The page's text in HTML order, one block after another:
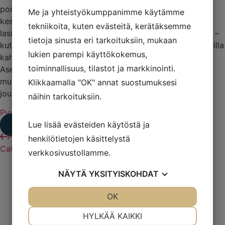
portaalin, jossa heijastus ja muodot leikittelevät
keskenään. Peilin keskusta on orgaanisesti muotoiltu
lasiosa, jonka ympärille muodostuu loivasti kupera kehä –
kuten kevyesti aaltoileva säde. Peilin lasipinta on saatavilla
kahdessa sävyssä: savulasi tai pronssinvärinen peililasi.
Asennus onnistuu pystyyn tai vaakaan – näin Cosmos
mukautuu tilan mukaan ja tarjoaa näyttävän, mutta
joustavan ratkaisun sisustukseen.
Pyydä tarjous
TUOTETIEDOT
Prev
Cattelan Rocket
Cattelan Ulisse
Next
Pacini&Cappellini Nora
Pacini&Cappellini Lea
Me ja yhteistyökumppanimme käytämme
tekniikoita, kuten evästeitä, kerätäksemme
tietoja sinusta eri tarkoituksiin, mukaan
lukien parempi käyttökokemus,
toiminnallisuus, tilastot ja markkinointi.
Klikkaamalla "OK" annat suostumuksesi
näihin tarkoituksiin.
Lue lisää evästeiden käytöstä ja
henkilötietojen käsittelystä
verkkosivustollamme.
NÄYTÄ YKSITYISKOHDAT
HYLKÄÄ KAIKKI
OK